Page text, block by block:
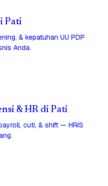
Pati
& kepatuhan UU PDP
Anda.
& HR di Pati
cuti, & shift — HRIS